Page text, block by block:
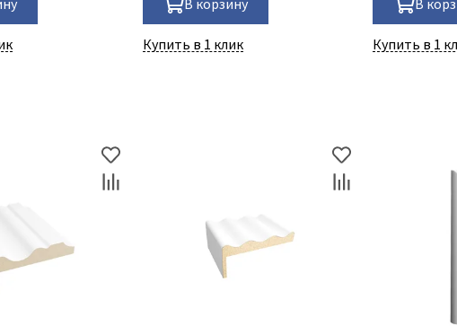
В корзину
Купить в 1 клик
В
Купить в 1